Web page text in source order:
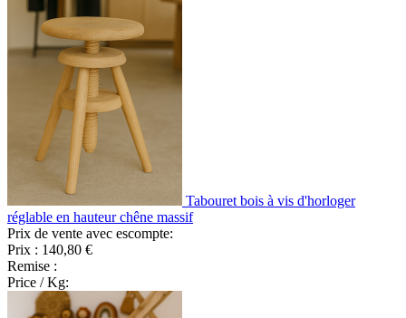
Tabouret bois à vis d'horloger
réglable en hauteur chêne massif
Prix de vente avec escompte:
Prix : 140,80 €
Remise :
Price / Kg: